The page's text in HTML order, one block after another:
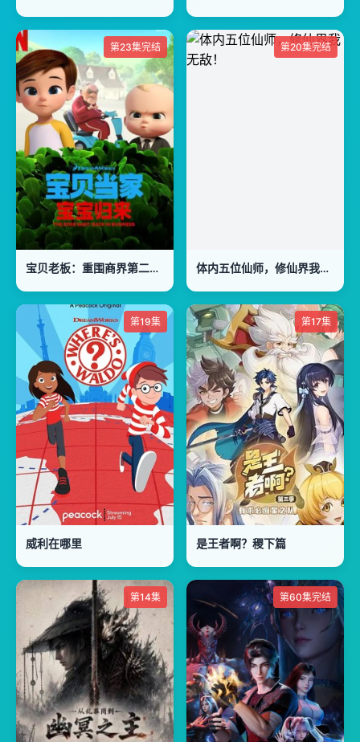
第23集完结
宝贝老板：重围商界第二季国语版
第20集完结
体内五位仙师，修仙界我无敌！
第19集
威利在哪里
第17集
是王者啊？稷下篇
第14集 第60集完结